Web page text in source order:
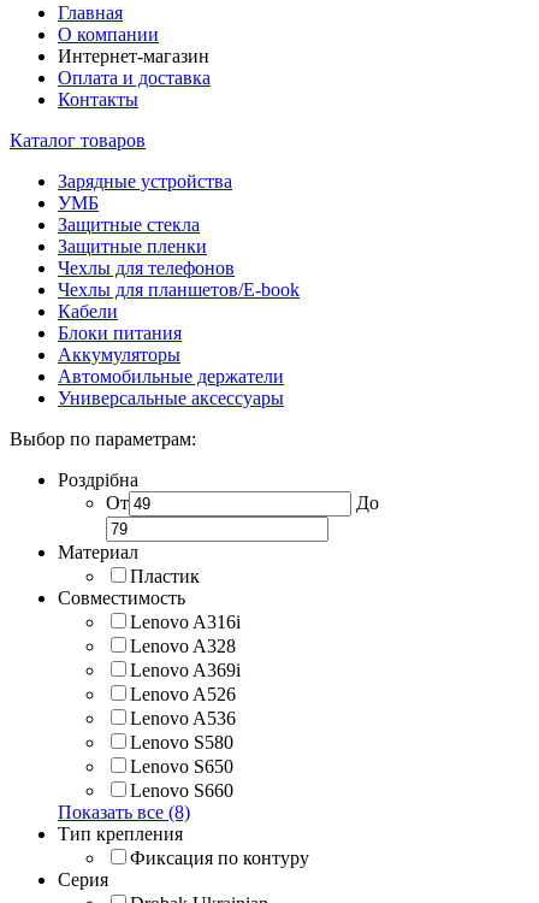
Главная
О компании
Интернет-магазин
Оплата и доставка
Контакты
Каталог товаров
Зарядные устройства
УМБ
Защитные стекла
Защитные пленки
Чехлы для телефонов
Чехлы для планшетов/E-book
Кабели
Блоки питания
Аккумуляторы
Автомобильные держатели
Универсальные аксессуары
Выбор по параметрам:
Роздрібна
От
До
Материал
Пластик
Совместимость
Lenovo A316i
Lenovo A328
Lenovo A369i
Lenovo A526
Lenovo A536
Lenovo S580
Lenovo S650
Lenovo S660
Показать все (8)
Тип крепления
Фиксация по контуру
Серия